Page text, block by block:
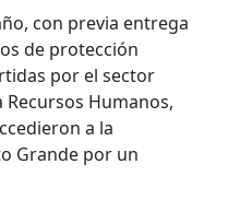
con previa entrega
de protección
por el sector
Humanos,
a la
Grande por un